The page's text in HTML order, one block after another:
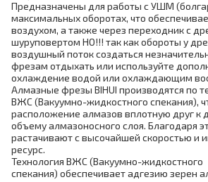
Предназначены для работы с УШМ
максимальных оборотах, что
воздухом, а также через переходник с
шуруповертом НО!!! так как обороты у
воздушный поток создаться
фрезам отдыхать или используйте
охлаждение водой или охлаждающим
Алмазные фрезы BIHUI производятся по
ВЖС (Вакуумно-жидкостного спекания),
расположение алмазов вплотную друг к
объему алмазоносного слоя. Благодаря
растачивают с высочайшей скоростью и
ресурс.
Технология ВЖС (Вакуумно-жидкостного
спекания) обеспечивает адгезию зерен